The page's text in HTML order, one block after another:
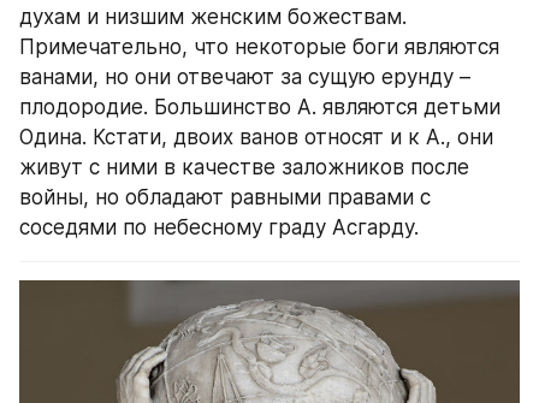
духам и низшим женским божествам.
Примечательно, что некоторые боги являются
ванами, но они отвечают за сущую ерунду –
плодородие. Большинство А. являются детьми
Одина. Кстати, двоих ванов относят и к А., они
живут с ними в качестве заложников после
войны, но обладают равными правами с
соседями по небесному граду Асгарду.